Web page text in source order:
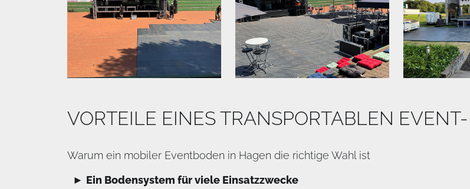
VORTEILE EINES TRANSPORTABLEN
Warum ein mobiler Eventboden in Hagen die richtige Wahl ist
Ein Bodensystem für viele Einsatzzwecke